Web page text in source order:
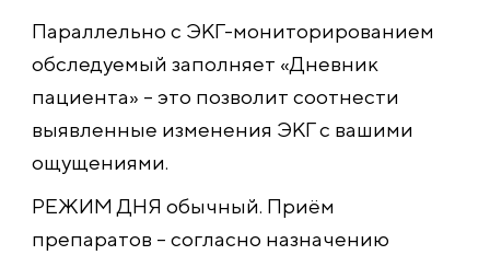
Параллельно с ЭКГ-мониторированием
обследуемый заполняет «Дневник
пациента» – это позволит соотнести
выявленные изменения ЭКГ с вашими
ощущениями.
РЕЖИМ ДНЯ обычный. Приём
препаратов – согласно назначению